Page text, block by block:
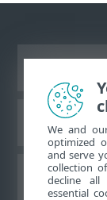
We and
optimized
and serve
collection
decline all
essential